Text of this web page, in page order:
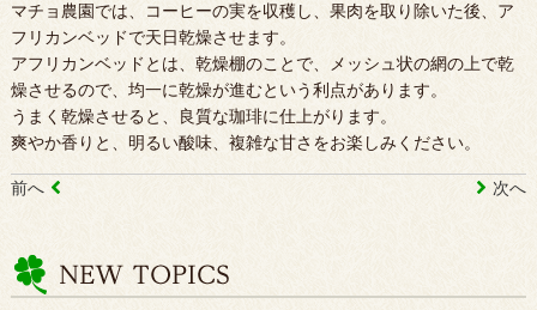
マチョ農園では、コーヒーの実を収穫し、果肉を取り除いた後、ア
フリカンベッドで天日乾燥させます。
アフリカンベッドとは、乾燥棚のことで、メッシュ状の網の上で乾
燥させるので、均一に乾燥が進むという利点があります。
うまく乾燥させると、良質な珈琲に仕上がります。
爽やか香りと、明るい酸味、複雑な甘さをお楽しみください。
前へ 次へ